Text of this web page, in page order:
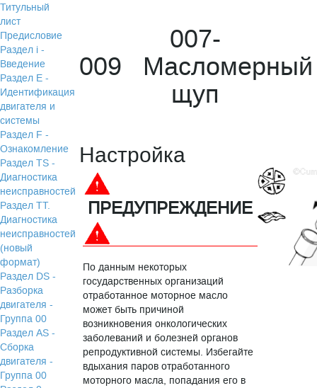
Титульный
лист
Предисловие
Раздел i -
Введение
Раздел Е -
Идентификация
двигателя и
системы
Раздел F -
Ознакомление
Раздел TS -
Диагностика
неисправностей
Раздел TТ.
Диагностика
неисправностей
(новый
формат)
Раздел DS -
Разборка
двигателя -
Группа 00
Раздел АS -
Сборка
двигателя -
Группа 00
007-
009 Масломерный
щуп
Настройка
ПРЕДУПРЕЖДЕНИЕ
По данным некоторых
государственных организаций
отработанное моторное масло
может быть причиной
возникновения онкологических
заболеваний и болезней органов
репродуктивной системы. Избегайте
вдыхания паров отработанного
моторного масла, попадания его в